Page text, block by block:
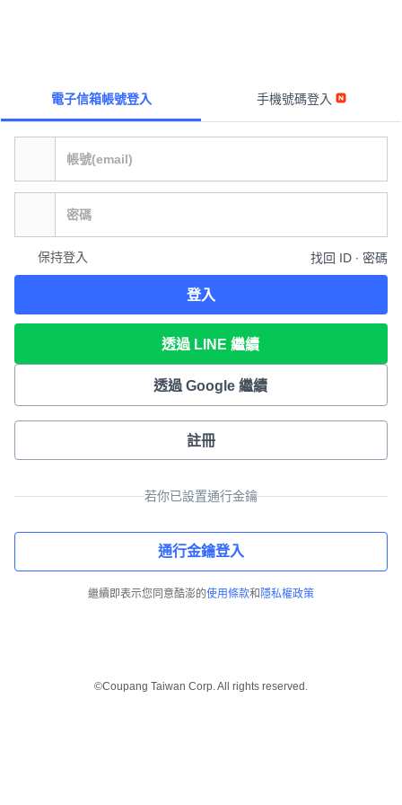
電子信箱帳號登入 手機號碼登入
保持登入 找回 ID ∙ 密碼
登入
透過 LINE 繼續
透過 Google 繼續
註冊
若你已設置通行金鑰
通行金鑰登入
繼續即表示您同意酷澎的使用條款和 隱私權政策
©Coupang Taiwan Corp. All rights reserved.